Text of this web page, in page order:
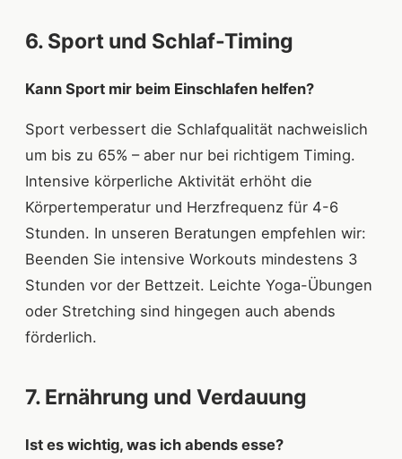
6. Sport und Schlaf-Timing
Kann Sport mir beim Einschlafen helfen?
Sport verbessert die Schlafqualität nachweislich
um bis zu 65% – aber nur bei richtigem Timing.
Intensive körperliche Aktivität erhöht die
Körpertemperatur und Herzfrequenz für 4-6
Stunden. In unseren Beratungen empfehlen wir:
Beenden Sie intensive Workouts mindestens 3
Stunden vor der Bettzeit. Leichte Yoga-Übungen
oder Stretching sind hingegen auch abends
förderlich.
7. Ernährung und Verdauung
Ist es wichtig, was ich abends esse?